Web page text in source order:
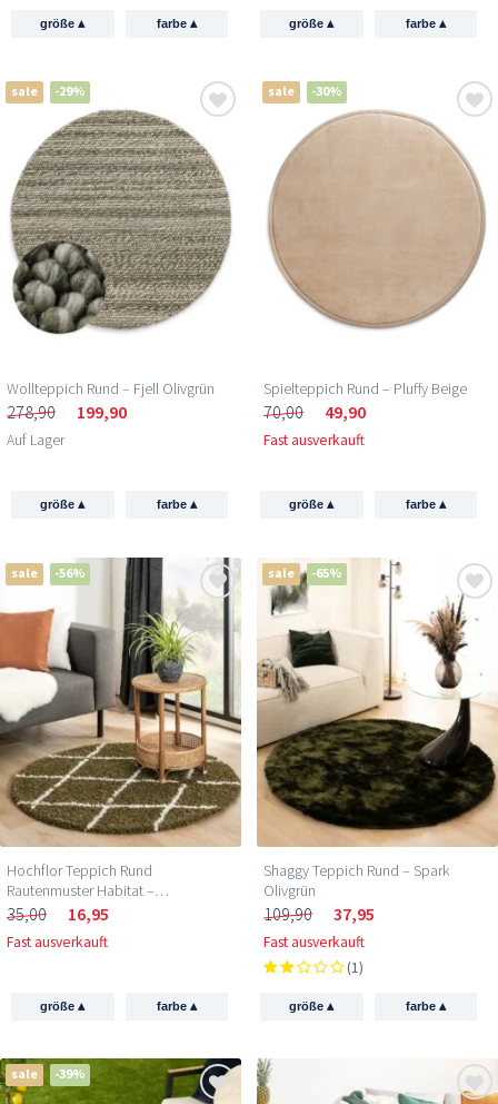
größe▴ farbe ▴ größe▴ farbe ▴
sale -29%
Wollteppich Rund – Fjell Olivgrün
278,90 199,90
Auf Lager
größe▴ farbe ▴
sale -30%
Spielteppich Rund – Pluffy Beige
70,00 49,90
Fast ausverkauft
größe▴ farbe ▴
sale -56%
Hochflor Teppich Rund
Rautenmuster Habitat –
Olivgrün/Weiß
35,00 16,95
Fast ausverkauft
größe▴ farbe ▴
sale -65%
Shaggy Teppich Rund – Spark
Olivgrün
109,90 37,95
Fast ausverkauft
(1)
größe▴ farbe ▴
sale -39%